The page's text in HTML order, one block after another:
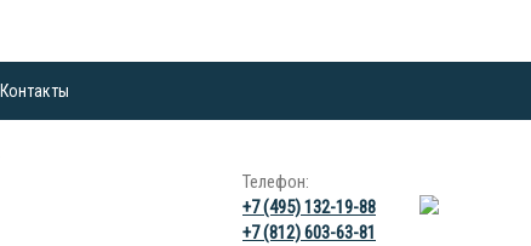
Контакты
Телефон:
+7 (495) 132-19-88
+7 (812) 603-63-81